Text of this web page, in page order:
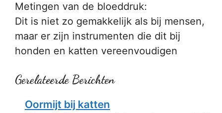
Metingen van de bloeddruk:
Dit is niet zo gemakkelijk als bij mensen,
maar er zijn instrumenten die dit bij
honden en katten vereenvoudigen
Gerelateerde Berichten
Oormijt bij katten